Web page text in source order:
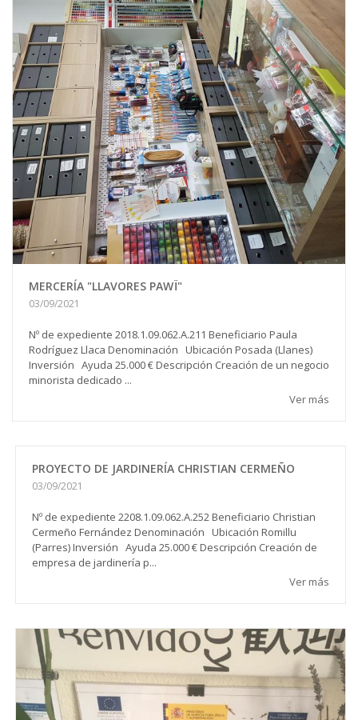
MERCERÍA "LLAVORES PAWÏ"
03/09/2021
Nº de expediente 2018.1.09.062.A.211 Beneficiario Paula
Rodríguez Llaca Denominación Ubicación Posada (Llanes)
Inversión Ayuda 25.000 € Descripción Creación de un negocio
minorista dedicado ...
Ver más
PROYECTO DE JARDINERÍA CHRISTIAN CERMEÑO
03/09/2021
Nº de expediente 2208.1.09.062.A.252 Beneficiario Christian
Cermeño Fernández Denominación Ubicación Romillu
(Parres) Inversión Ayuda 25.000 € Descripción Creación de
empresa de jardinería p...
Ver más